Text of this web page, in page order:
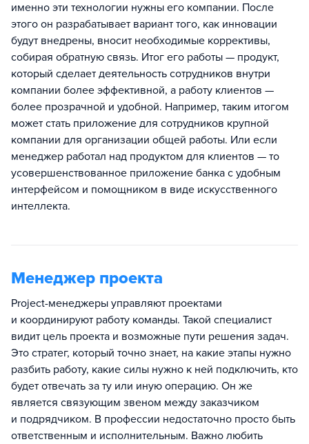
именно эти технологии нужны его компании. После
этого он разрабатывает вариант того, как инновации
будут внедрены, вносит необходимые коррективы,
собирая обратную связь. Итог его работы — продукт,
который сделает деятельность сотрудников внутри
компании более эффективной, а работу клиентов —
более прозрачной и удобной. Например, таким итогом
может стать приложение для сотрудников крупной
компании для организации общей работы. Или если
менеджер работал над продуктом для клиентов — то
усовершенствованное приложение банка с удобным
интерфейсом и помощником в виде искусственного
интеллекта.
Менеджер проекта
Project-менеджеры управляют проектами
и координируют работу команды. Такой специалист
видит цель проекта и возможные пути решения задач.
Это стратег, который точно знает, на какие этапы нужно
разбить работу, какие силы нужно к ней подключить, кто
будет отвечать за ту или иную операцию. Он же
является связующим звеном между заказчиком
и подрядчиком. В профессии недостаточно просто быть
ответственным и исполнительным. Важно любить